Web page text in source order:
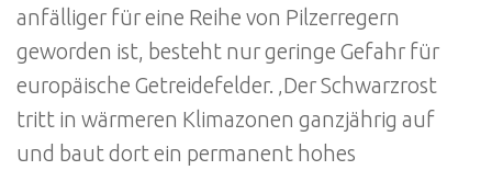
anfälliger für eine Reihe von Pilzerregern
geworden ist, besteht nur geringe Gefahr für
europäische Getreidefelder. ‚Der Schwarzrost
tritt in wärmeren Klimazonen ganzjährig auf
und baut dort ein permanent hohes